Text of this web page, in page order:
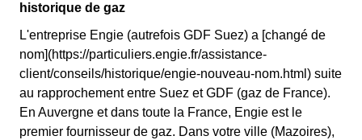
historique de gaz
L'entreprise Engie (autrefois GDF Suez) a [changé de
nom](https://particuliers.engie.fr/assistance-
client/conseils/historique/engie-nouveau-nom.html) suite
au rapprochement entre Suez et GDF (gaz de France).
En Auvergne et dans toute la France, Engie est le
premier fournisseur de gaz. Dans votre ville (Mazoires),